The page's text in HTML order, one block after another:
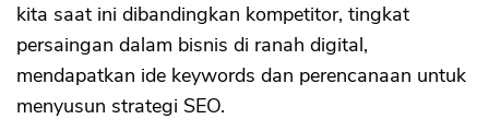
kita saat ini dibandingkan kompetitor, tingkat
persaingan dalam bisnis di ranah digital,
mendapatkan ide keywords dan perencanaan untuk
menyusun strategi SEO.